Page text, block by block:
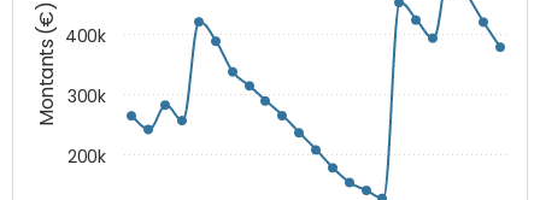
Montants (€)
200k
300k
400k